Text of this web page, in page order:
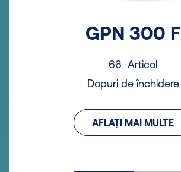
GPN 300 F
66 Articol
Dopuri de închidere
AFLAȚI MAI MULTE